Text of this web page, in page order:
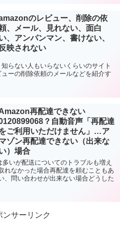
のレビュー、削除の依
、メール、見れない、面白
、アンパンマン、書けない、
反映されない
らない人もいらないくらいのサイト
ーの削除依頼のメールなどを紹介す
再配達できない
？自動音声「再配達
ご利用いただけません」…ア
ゾン再配達できない（出来な
）場合
いが配送についてのトラブルも増え
れなかった場合再配達を頼むこともあ
、問い合わせが出来ない場合どうした
ンサーリンク